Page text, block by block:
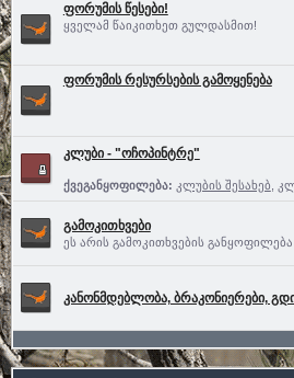
ფორუმის წესები!
ყველამ წაიკითხეთ გულდასმით!
ფორუმის რესურსების გამოყენება
კლუბი - "ოჩოპინტრე"
ქვეგანყოფილება: კლუბის შესახებ
გამოკითხვები
ეს არის გამოკითხვების განყოფილება
კანონმდებლობა, ბრაკონიერები,